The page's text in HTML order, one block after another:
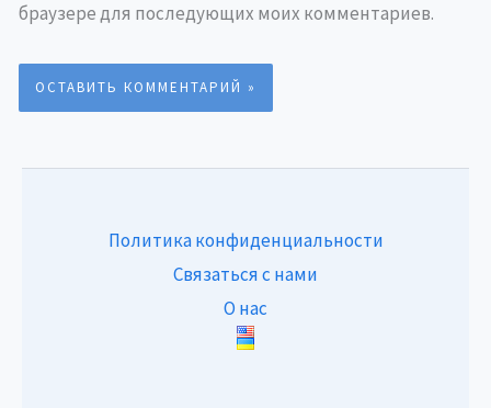
браузере для последующих моих комментариев.
Политика конфиденциальности
Связаться с нами
О нас